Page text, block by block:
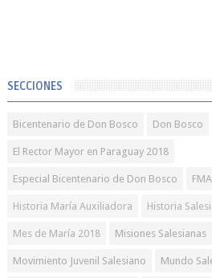
SECCIONES
Bicentenario de Don Bosco Don Bosco
El Rector Mayor en Paraguay 2018
Especial Bicentenario de Don Bosco FMA
Historia María Auxiliadora Historia
Mes de María 2018 Misiones Salesianas
Movimiento Juvenil Salesiano Mundo